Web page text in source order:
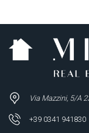
Via Mazzini, 5/A
+39 0341 941830